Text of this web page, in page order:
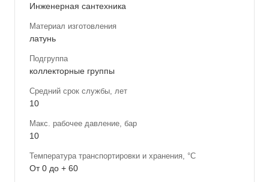
Инженерная сантехника
Материал изготовления
латунь
Подгруппа
коллекторные группы
Средний срок службы, лет
10
Макс. рабочее давление, бар
10
Температура транспортировки и хранения, °С
От 0 до + 60